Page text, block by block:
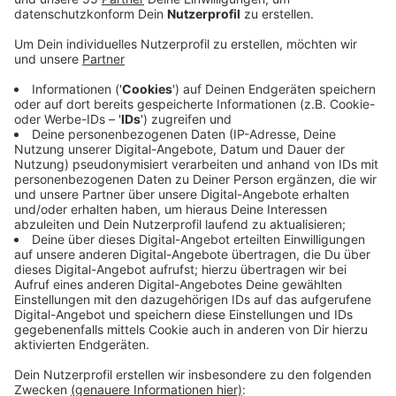
Anzeige
Da sich der Kreis Kleve aber nun in der Inzidenzstufe 1
der Corona-Schutzverordnung des Landes NRW
befindet, sind auch wieder vermehrt öffentliche
Abendveranstaltung im Kreisgebiet erlaubt. Das
Programm wiederaufzunehmen, um Jugendlichen und
jungen Erwachsenen nachts eine sichere Heimfahrt zu
ermöglichen, ergibt daher Sinn, so Landrätin Gorißen.
Die ersten Fahrten mit den teilnehmenden Taxi- und
Mietwagenunternehmen können damit wieder ab
kommenden Freitag, 18. Juni, stattfinden. Es gelten
die Bestimmungen der Corona-Schutzverordnung NRW
- aktuell eine Maskenpflicht in den Fahrzeugen.
Hier gibt es weitere Informationen!